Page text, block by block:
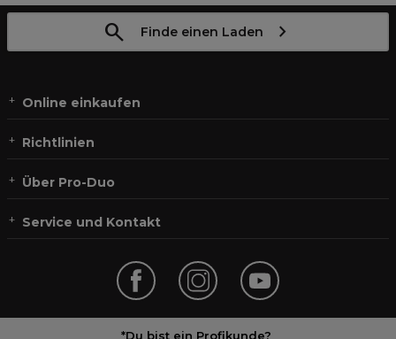
Finde einen Laden
Online einkaufen
Richtlinien
Über Pro-Duo
Service und Kontakt
*Du bist ein Profikunde?